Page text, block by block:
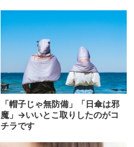
「帽子じゃ無防備」「日傘は邪
魔」→いいとこ取りしたのがコ
チラです